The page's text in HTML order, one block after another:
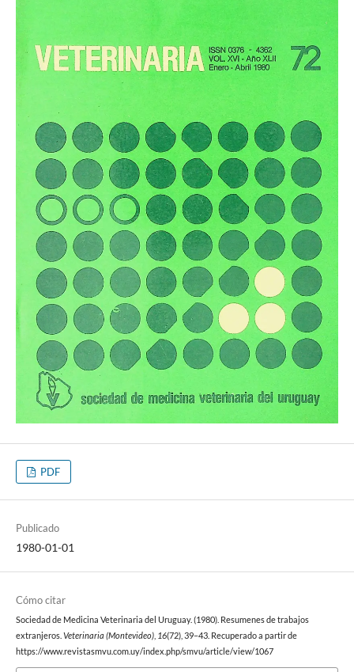
PDF
Publicado
1980-01-01
Cómo citar
Sociedad de Medicina Veterinaria del Uruguay. (1980). Resumenes de trabajos
extranjeros. Veterinaria (Montevideo), 16(72), 39–43. Recuperado a partir de
https://www.revistasmvu.com.uy/index.php/smvu/article/view/1067